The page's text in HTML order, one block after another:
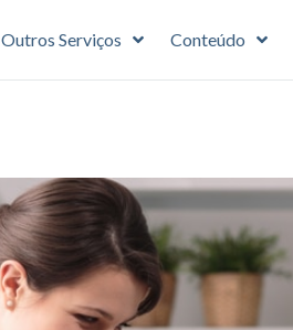
Outros Serviços Conteúdo